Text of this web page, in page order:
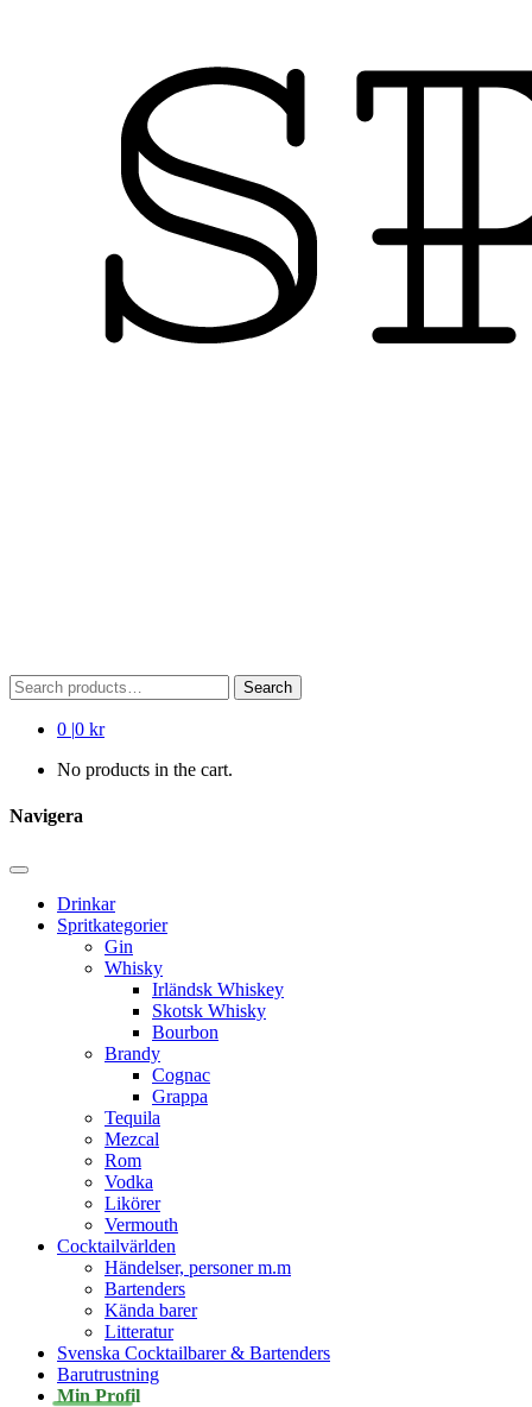
Search
for:
Search
0 |0 kr
No products in the cart.
Navigera
Drinkar
Spritkategorier
Gin
Whisky
Irländsk Whiskey
Skotsk Whisky
Bourbon
Brandy
Cognac
Grappa
Tequila
Mezcal
Rom
Vodka
Likörer
Vermouth
Cocktailvärlden
Händelser, personer m.m
Bartenders
Kända barer
Litteratur
Svenska Cocktailbarer & Bartenders
Barutrustning
Min Profil